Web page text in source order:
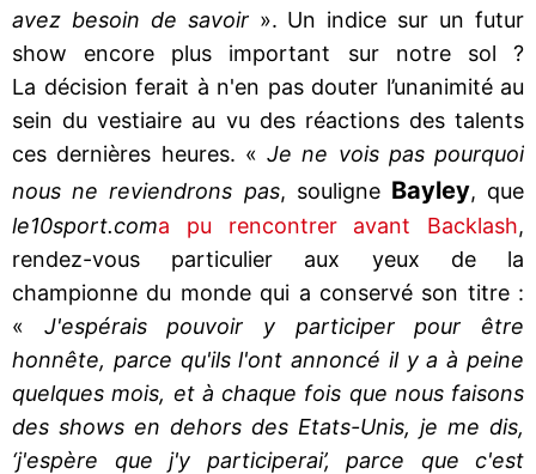
avez besoin de savoir». Un indice sur un futur
show encore plus important sur notre sol ?
La décision ferait à n'en pas douter l’unanimité au
sein du vestiaire au vu des réactions des talents
ces dernières heures. « Je ne vois pas pourquoi
nous ne reviendrons pas, souligne Bayley, que
le10sport.coma pu rencontrer avant Backlash,
rendez-vous particulier aux yeux de la
championne du monde qui a conservé son titre :
« J'espérais pouvoir y participer pour être
honnête, parce qu'ils l'ont annoncé il y a à peine
quelques mois, et à chaque fois que nous faisons
des shows en dehors des Etats-Unis, je me dis,
‘j'espère que j'y participerai’, parce que c'est